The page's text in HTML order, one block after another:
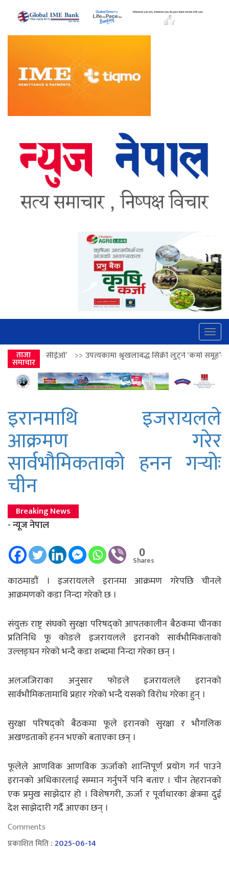
ताजा
समाचार
उपत्यकामा श्रृंखलाबद्ध सिक्री लुट्ने ‘कर्मा समूह’का नाइकेसहित पाँच
इरानमाथि इजरायलले
आक्रमण गरेर
सार्वभाैमिकताको हनन गर्‍योः
चीन
Breaking News
- न्यूज नेपाल
0
Shares
काठमाडाैं । इजरायलले इरानमा आक्रमण गरेपछि चीनले
आक्रमणको कडा निन्दा गरेको छ ।
संयुक्त राष्ट्र संघको सुरक्षा परिषद्को आपतकालीन बैठकमा चीनका
प्रतिनिधि फू कोङले इजरायलले इरानको सार्वभाैमिकताको
उल्लङ्घन गरेको भन्दै कडा शब्दमा निन्दा गरेका छन् ।
अलजजिराका अनुसार फोङले इजरायलले इरानको
सार्वभाैमिकतामाथि प्रहार गरेको भन्दै यसको विरोध गरेका हुन् ।
सुरक्षा परिषद्को बैठकमा फूले इरानको सुरक्षा र भौगलिक
अखण्डताको हनन भएको बताएका छन् ।
फूलेले आणविक आणविक ऊर्जाको शान्तिपूर्ण प्रयोग गर्न पाउने
इरानको अधिकारलाई सम्मान गर्नुपर्ने पनि बताए । चीन तेहरानको
एक प्रमुख साझेदार हो । विशेषगरी, ऊर्जा र पूर्वाधारका क्षेत्रमा दुई
देश साझेदारी गर्दै आएका छन् ।
Comments
प्रकाशित मिति :2025-06-14